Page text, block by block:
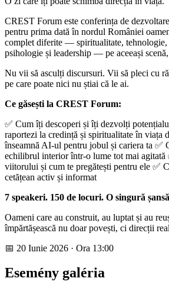
CREST Forum este conferința de
pentru prima dată în nordul României
complet diferite — spiritualitate, tehnologie,
psihologie și leadership — pe aceeași
Nu vii să asculți discursuri. Vii să pleci cu
pe care poate nici nu știai că le ai.
Ce găsești la CREST Forum:
✅ Cum îți descoperi și îți dezvolți
raportezi la credință și spiritualitate în viața
înseamnă AI-ul pentru jobul și cariera ta ✅
echilibrul interior într-o lume tot mai agitată
viitorului și cum te pregătești pentru ele ✅
cetățean activ și informat
7 speakeri. 150 de locuri. O singură
Oameni care au construit, au luptat și au
împărtășească nu doar povești, ci direcții
📅 20 Iunie 2026 · Ora 13:00
Esemény galéria